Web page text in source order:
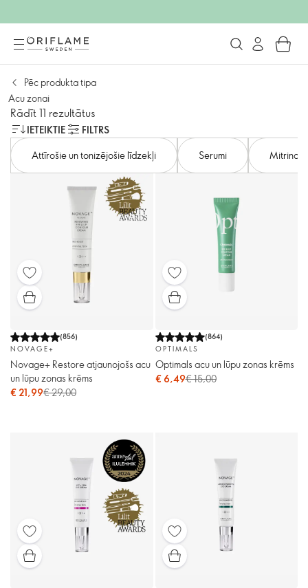
Pēc produkta tipa
Acu zonai
Rādīt 11 rezultātus
IETEIKTIE
FILTRS
Attīrošie un tonizējošie līdzekļi
Serumi
(856)
NOVAGE+
Novage+ Restore atjaunojošs acu
un lūpu zonas krēms
€ 21,99€ 29,00
(864)
OPTIMALS
Optimals acu un lūpu zonas krēms
€ 6,49€ 15,00